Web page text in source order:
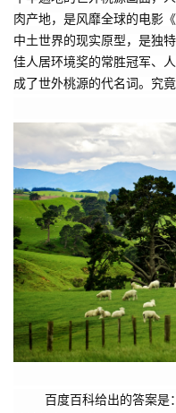
肉产地，是风靡全球的电影
中土世界的现实原型，是独
佳人居环境奖的常胜冠军、
成了世外桃源的代名词。究
百度百科给出的答案是